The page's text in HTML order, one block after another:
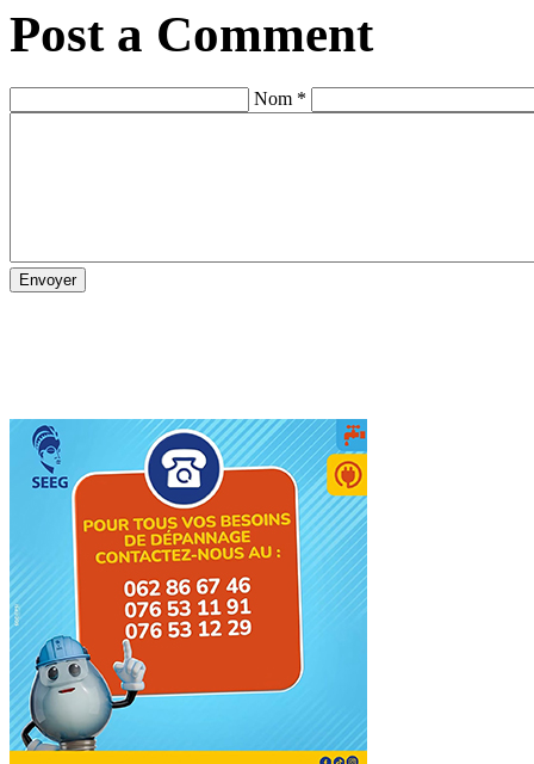
Post a Comment
Nom *